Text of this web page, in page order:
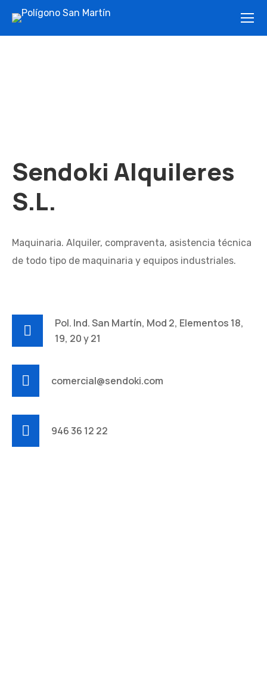
Sendoki Alquileres
S.L.
Maquinaria. Alquiler, compraventa, asistencia técnica
de todo tipo de maquinaria y equipos industriales.
Pol. Ind. San Martín, Mod 2, Elementos 18,
19, 20 y 21
comercial@sendoki.com
946 36 12 22